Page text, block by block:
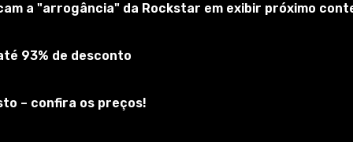
a "arrogância" da Rockstar em exibir próximo
93% de desconto
– confira os preços!